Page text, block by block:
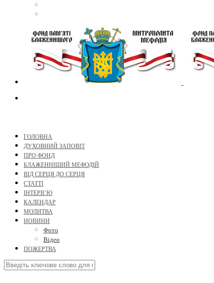
ГОЛОВНА
ДУХОВНИЙ ЗАПОВІТ
ПРО ФОНД
БЛАЖЕННІШИЙ МЕФОДІЙ
ВІД СЕРЦЯ ДО СЕРЦЯ
СТАТТІ
ІНТЕРВ’Ю
КАЛЕНДАР
МОЛИТВА
НОВИНИ
Фото
Відео
ПОЖЕРТВА